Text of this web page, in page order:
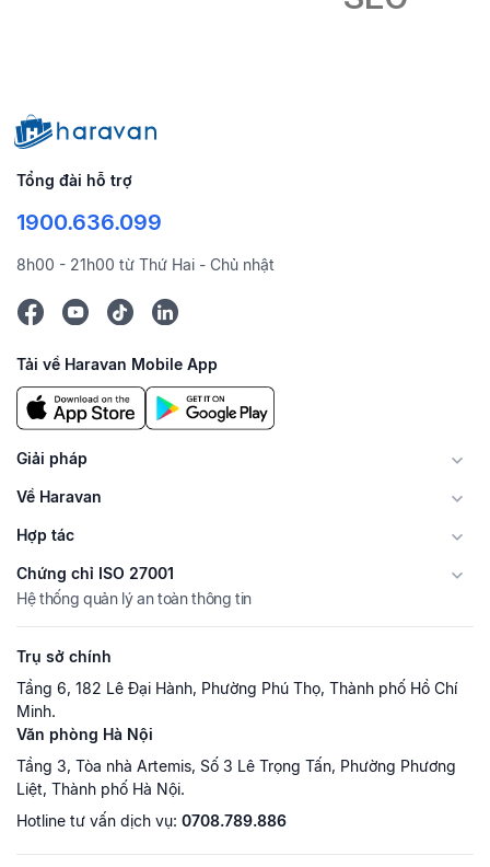
Tổng đài hỗ trợ
1900.636.099
8h00 - 21h00 từ Thứ Hai - Chủ nhật
Tải về Haravan Mobile App
Giải pháp
Về Haravan
Hợp tác
Chứng chỉ ISO 27001
Hệ thống quản lý an toàn thông tin
Trụ sở chính
Tầng 6, 182 Lê Đại Hành, Phường Phú Thọ, Thành phố Hồ Chí
Minh.
Văn phòng Hà Nội
Tầng 3, Tòa nhà Artemis, Số 3 Lê Trọng Tấn, Phường Phương
Liệt, Thành phố Hà Nội.
Hotline tư vấn dịch vụ: 0708.789.886